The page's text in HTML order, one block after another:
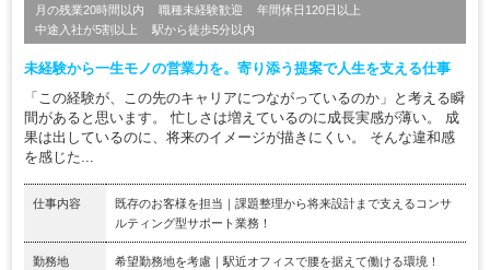
月の残業20時間以内 職種未経験歓迎
年間休日120日以上
中途入社が5割以上
駅から徒歩5分以内
未経験から一生モノの営業力を。寄り添う提案で人生を支える仕事
「この経験が、この先のキャリアにつながっているのか」と考える瞬
間があると思います。 忙しさは増えているのに成長実感が薄い。 成
果は出しているのに、将来のイメージが描きにくい。 そんな違和感
を感じた...
仕事内容
既存のお客様を担当｜課題整理から将来設計まで支えるコンサ
ルティング型サポート業務！
勤務地 希望勤務地を考慮｜駅近オフィスで腰を据えて働ける環境！